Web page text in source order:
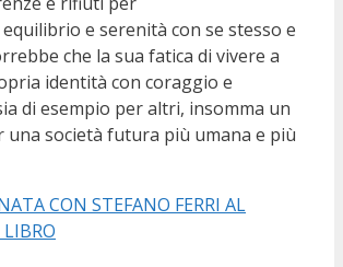
e serenità con se stesso e
che la sua fatica di vivere a
identità con coraggio e
di esempio per altri, insomma un
una società futura più umana e più